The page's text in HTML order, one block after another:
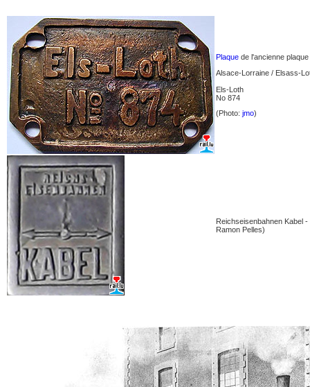
Plaque de l'ancienne
Alsace-Lorraine / Elsass-
Els-Loth
No 874
(Photo: jmo)
Reichseisenbahnen Kabel -
Ramon Pelles)